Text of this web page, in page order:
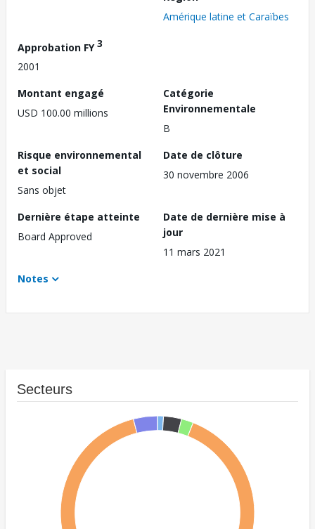
Amérique latine et Caraïbes
Approbation FY3
2001
Montant engagé
USD 100.00 millions
Catégorie
Environnementale
B
Risque environnemental
et social
Sans objet
Date de clôture
30 novembre 2006
Dernière étape atteinte
Board Approved
Date de dernière mise à
jour
11 mars 2021
Notes
Secteurs